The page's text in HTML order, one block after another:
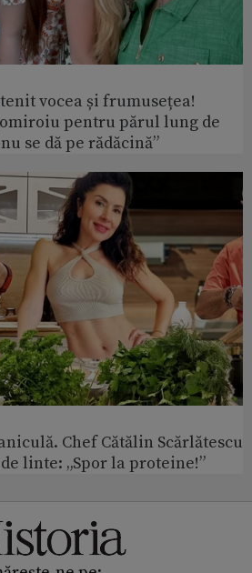
vocea și frumusețea!
pentru părul lung de
se dă pe rădăcină”
Chef Cătălin Scărlătescu
linte: „Spor la proteine!”